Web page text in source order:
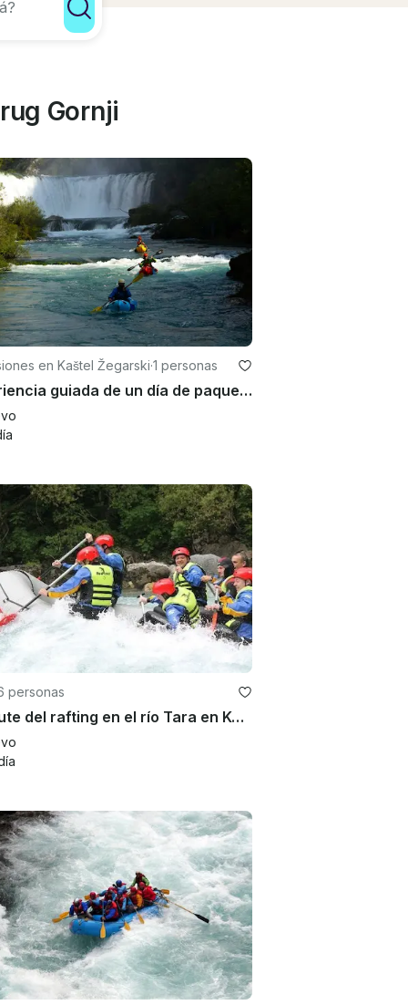
Gornji
en Kaštel Žegarski·1 personas
Experiencia guiada de un día de paquetería en el río Zrmanja
personas
Disfrute del rafting en el río Tara en Kotor, Montenegro